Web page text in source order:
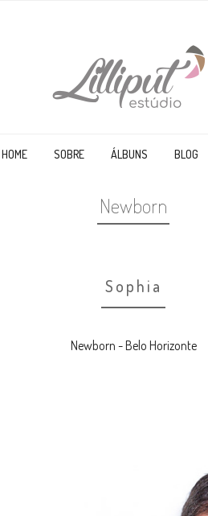
HOME SOBRE ÁLBUNS BLOG
Newborn
Sophia
Newborn - Belo Horizonte